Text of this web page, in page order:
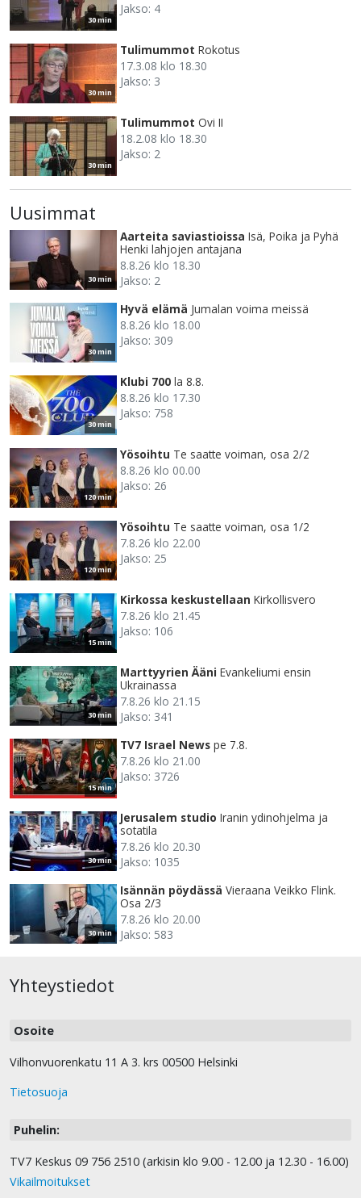
30 min
Jakso: 4
30 min
Tulimummot Rokotus
17.3.08 klo 18.30
Jakso: 3
30 min
Tulimummot Ovi II
18.2.08 klo 18.30
Jakso: 2
Uusimmat
30 min
Aarteita saviastioissa Isä, Poika ja Pyhä
Henki lahjojen antajana
8.8.26 klo 18.30
Jakso: 2
30 min
Hyvä elämä Jumalan voima meissä
8.8.26 klo 18.00
Jakso: 309
30 min
Klubi 700 la 8.8.
8.8.26 klo 17.30
Jakso: 758
120 min
Yösoihtu Te saatte voiman, osa 2/2
8.8.26 klo 00.00
Jakso: 26
120 min
Yösoihtu Te saatte voiman, osa 1/2
7.8.26 klo 22.00
Jakso: 25
15 min
Kirkossa keskustellaan Kirkollisvero
7.8.26 klo 21.45
Jakso: 106
30 min
Marttyyrien Ääni Evankeliumi ensin
Ukrainassa
7.8.26 klo 21.15
Jakso: 341
15 min
TV7 Israel News pe 7.8.
7.8.26 klo 21.00
Jakso: 3726
30 min
Jerusalem studio Iranin ydinohjelma ja
sotatila
7.8.26 klo 20.30
Jakso: 1035
30 min
Isännän pöydässä Vieraana Veikko Flink.
Osa 2/3
7.8.26 klo 20.00
Jakso: 583
Yhteystiedot
Osoite
Vilhonvuorenkatu 11 A 3. krs 00500 Helsinki
Tietosuoja
Puhelin:
TV7 Keskus 09 756 2510 (arkisin klo 9.00 - 12.00 ja 12.30 - 16.00)
Vikailmoitukset